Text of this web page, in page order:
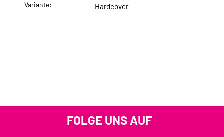
Variante: Hardcover
FOLGE UNS AUF